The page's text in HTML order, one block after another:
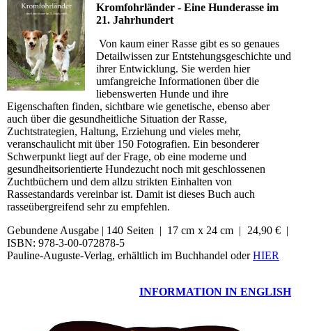
Kromfohrländer - Eine Hunderasse im
21. Jahrhundert
Von kaum einer Rasse gibt es so genaues
Detailwissen zur Entstehungsgeschichte und
ihrer Entwicklung. Sie werden hier
umfangreiche Informationen über die
liebenswerten Hunde und ihre
Eigenschaften finden, sichtbare wie genetische, ebenso aber
auch über die gesundheitliche Situation der Rasse,
Zuchtstrategien, Haltung, Erziehung und vieles mehr,
veranschaulicht mit über 150 Fotografien. Ein besonderer
Schwerpunkt liegt auf der Frage, ob eine moderne und
gesundheitsorientierte Hundezucht noch mit geschlossenen
Zuchtbüchern und dem allzu strikten Einhalten von
Rassestandards vereinbar ist. Damit ist dieses Buch auch
rasseübergreifend sehr zu empfehlen.
Gebundene Ausgabe | 140 Seiten | 17 cm x 24 cm | 24,90 € |
ISBN: 978-3-00-072878-5
Pauline-Auguste-Verlag, erhältlich im Buchhandel oderHIER
INFORMATION IN ENGLISH